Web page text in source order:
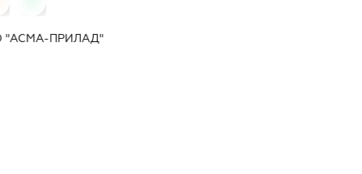
"АСМА-ПРИЛАД"